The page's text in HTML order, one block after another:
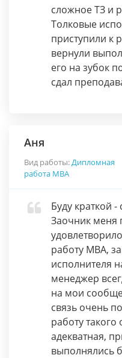
сложное ТЗ и
Толковые
приступили к
вернули
его на зубок
сдал
Аня
Вид работы:Дипломная
работа МВА
Буду краткой
Заочник меня
работу МВА,
исполнителя
менеджер
на мои
связь очень
работу
адекватная,
выполнялись